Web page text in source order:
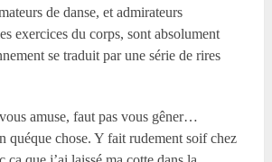
de danse, et admirateurs
exercices du corps, sont absolument
se traduit par une série de rires
amuse, faut pas vous gêner…
quéque chose. Y fait rudement soif chez